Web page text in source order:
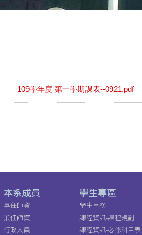
109學年度 第一學期課表--0921.pdf
本系成員
專任師資
兼任師資
行政人員
學生專區
學生事務
課程資訊-課程規劃
課程資訊-必修科目表